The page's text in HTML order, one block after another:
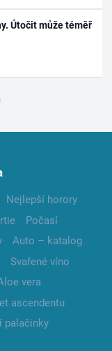
Útočit může téměř
Nejlepší horory
Počasí
Auto – katalog
Svařené víno
vera
ascendentu
palačinky